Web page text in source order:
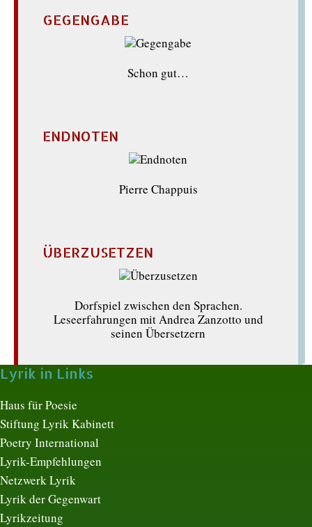
GEGENGABE
Schon gut…
ENDNOTEN
Pierre Chappuis
ÜBERZUSETZEN
Dorfspiel zwischen den Sprachen.
Leseerfahrungen mit Andrea Zanzotto und
seinen Übersetzern
Lyrik in Links
Haus für Poesie
Stiftung Lyrik Kabinett
Poetry International
Lyrik-Empfehlungen
Netzwerk Lyrik
Lyrik der Gegenwart
Lyrikzeitung